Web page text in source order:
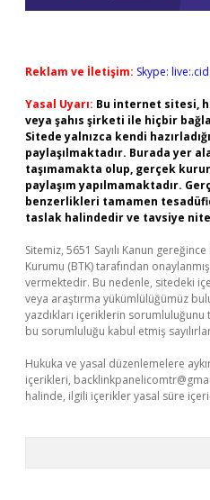
Reklam ve İletişim: Skype:
Yasal Uyarı: Bu internet sitesi,
veya şahıs şirketi ile hiçbir
Sitede yalnızca kendi
paylaşılmaktadır. Burada yer
taşımamakta olup, gerçek
paylaşım yapılmamaktadır.
benzerlikleri tamamen
taslak halindedir ve tavsiye
Sitemiz, 5651 Sayılı Kanun
Kurumu (BTK) tarafından
vermektedir. Bu nedenle, sitedeki
veya araştırma yükümlülüğümüz
yazdıkları içeriklerin
bu sorumluluğu kabul etmiş
Hukuka ve yasal düzenlemelere
içerikleri,
halinde, ilgili içerikler yasal süre